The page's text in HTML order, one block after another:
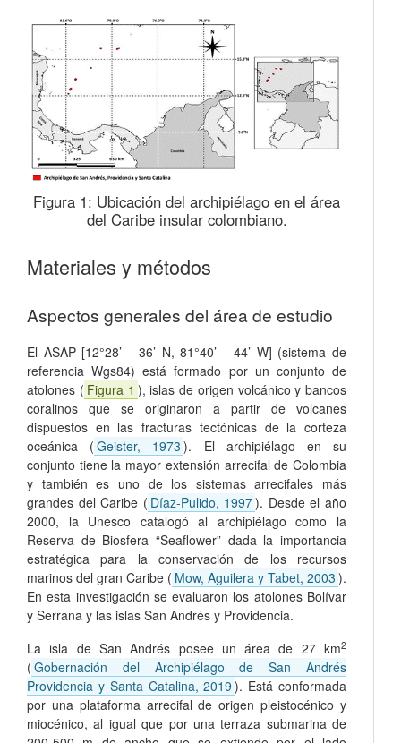
Figura 1: Ubicación del archipiélago en el área
del Caribe insular colombiano.
Materiales y métodos
Aspectos generales del área de estudio
El ASAP [12°28’ - 36’ N, 81°40’ - 44’ W] (sistema de
referencia Wgs84) está formado por un conjunto de
atolones ( Figura 1 ), islas de origen volcánico y bancos
coralinos que se originaron a partir de volcanes
dispuestos en las fracturas tectónicas de la corteza
oceánica ( Geister, 1973 ). El archipiélago en su
conjunto tiene la mayor extensión arrecifal de Colombia
y también es uno de los sistemas arrecifales más
grandes del Caribe ( Díaz-Pulido, 1997). Desde el año
2000, la Unesco catalogó al archipiélago como la
Reserva de Biosfera “Seaflower” dada la importancia
estratégica para la conservación de los recursos
marinos del gran Caribe ( Mow, Aguilera y Tabet, 2003 ).
En esta investigación se evaluaron los atolones Bolívar
y Serrana y las islas San Andrés y Providencia.
La isla de San Andrés posee un área de 27 km2
( Gobernación del Archipiélago de San Andrés
Providencia y Santa Catalina, 2019 ). Está conformada
por una plataforma arrecifal de origen pleistocénico y
miocénico, al igual que por una terraza submarina de